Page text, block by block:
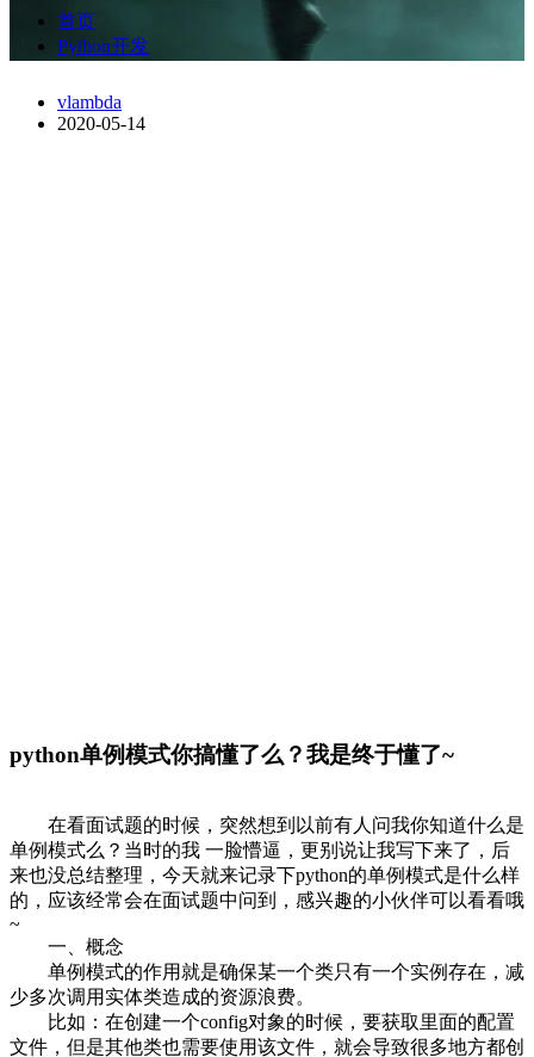
首页
Python开发
vlambda
2020-05-14
python单例模式你搞懂了么？我是终于懂了~
在看面试题的时候，突然想到以前有人问我你知道什么是
单例模式么？当时的我 一脸懵逼，更别说让我写下来了，后
来也没总结整理，今天就来记录下python的单例模式是什么样
的，应该经常会在面试题中问到，感兴趣的小伙伴可以看看哦
~
一、概念
单例模式的作用就是确保某一个类只有一个实例存在，减
少多次调用实体类造成的资源浪费。
比如：在创建一个config对象的时候，要获取里面的配置
文件，但是其他类也需要使用该文件，就会导致很多地方都创